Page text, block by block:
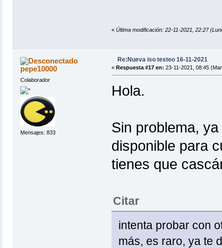
« Última modificación: 22-11-2021, 22:27
pepe10000
Colaborador
Mensajes: 833
Re:Nueva iso testeo 16-11-2021
« Respuesta #17 en: 23-11-2021, 08:45
Hola.
Sin problema,
disponible para
tienes que
Citar
intenta probar con
más, es raro, ya te